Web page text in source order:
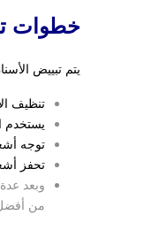
خطوات
يتم تبييض
تنظيف
يستخدم
توجه
تحفز
وبعد
من أفضل